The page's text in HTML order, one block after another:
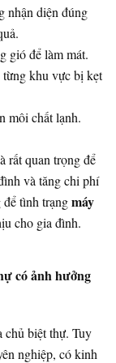
nhận diện đúng
gió để làm mát.
khu vực bị kẹt
môi chất lạnh.
rất quan trọng để
và tăng chi phí
tình trạngmáy
cho gia đình.
có ảnh hưởng
chủ biệt thự. Tuy
nghiệp, có kinh